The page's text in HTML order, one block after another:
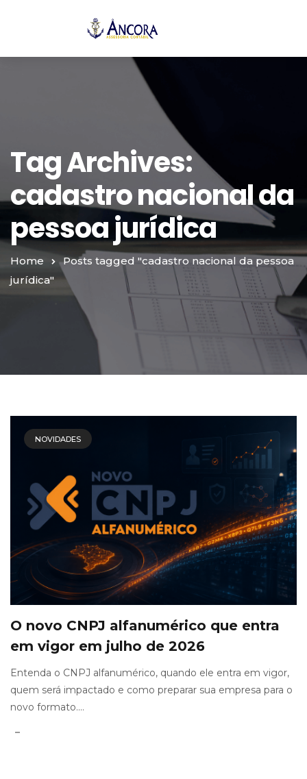
Tag Archives:
cadastro nacional da
pessoa jurídica
Home
Posts tagged "cadastro nacional da pessoa
jurídica"
NOVIDADES
O novo CNPJ alfanumérico que entra
em vigor em julho de 2026
Entenda o CNPJ alfanumérico, quando ele entra em vigor,
quem será impactado e como preparar sua empresa para o
novo formato....